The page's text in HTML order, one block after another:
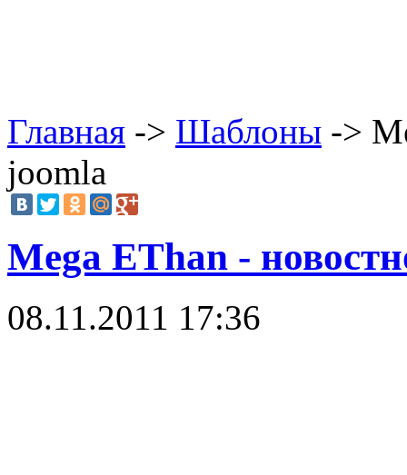
Главная -> Шаблоны ->
joomla
Mega EThan -
08.11.2011 17:36